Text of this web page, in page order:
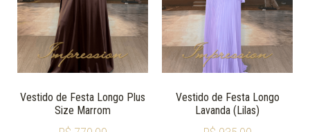
Vestido de Festa Longo Plus
Size Marrom
Vestido de Festa Longo
Lavanda (Lilas)